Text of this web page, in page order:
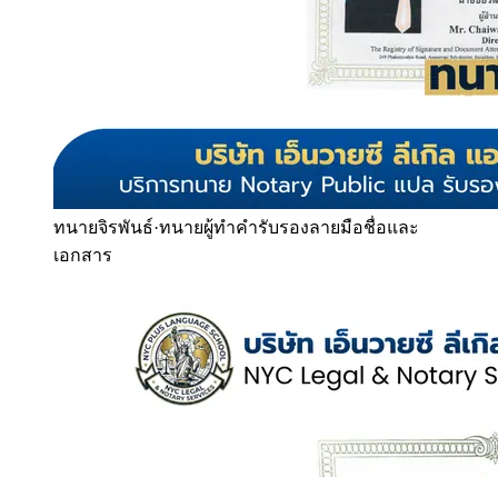
ทนายจิรพันธ์·ทนายผู้ทำคำรับรองลายมือชื่อและ
เอกสาร